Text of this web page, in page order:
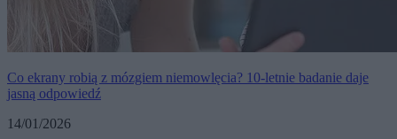
Co ekrany robią z mózgiem niemowlęcia? 10-letnie badanie daje
jasną odpowiedź
14/01/2026